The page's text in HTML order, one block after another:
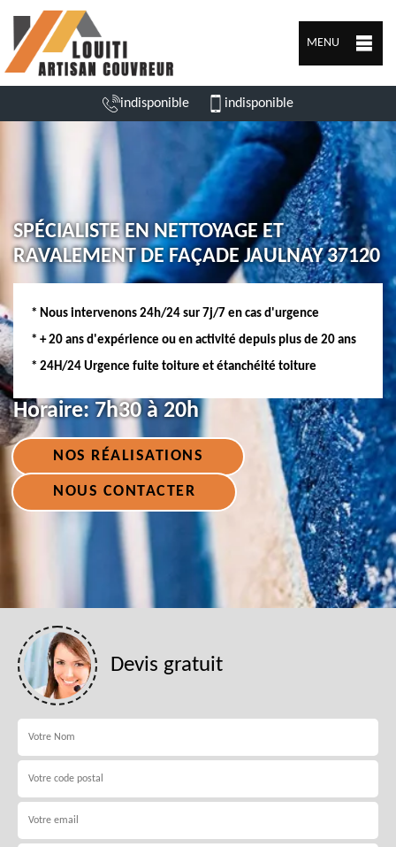
MENU
indisponible indisponible
SPÉCIALISTE EN NETTOYAGE ET
RAVALEMENT DE FAÇADE JAULNAY 37120
* Nous intervenons 24h/24 sur 7j/7 en cas d'urgence
* + 20 ans d'expérience ou en activité depuis plus de 20 ans
* 24H/24 Urgence fuite toiture et étanchéité toiture
Horaire: 7h30 à 20h
NOS RÉALISATIONS
NOUS CONTACTER
Devis gratuit